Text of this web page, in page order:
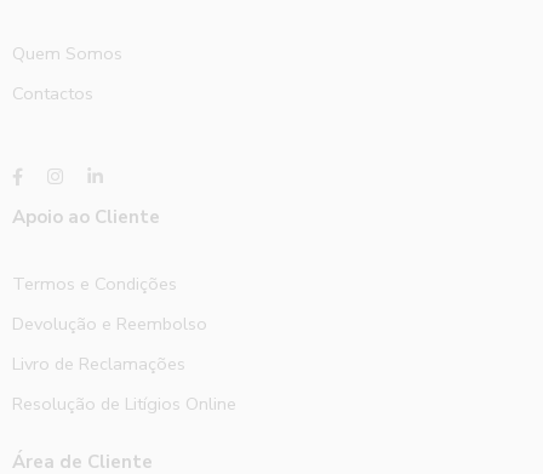
Quem Somos
Contactos
Apoio ao Cliente
Termos e Condições
Devolução e Reembolso
Livro de Reclamações
Resolução de Litígios Online
Área de Cliente